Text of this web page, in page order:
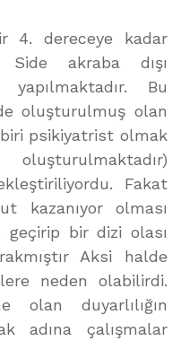
4. dereceye kadar
akraba dışı
Bu
oluşturulmuş olan
psikiyatrist olmak
Fakat
kazanıyor olması
geçirip bir dizi olası
Aksi halde
neden olabilirdi.
olan duyarlılığın
adına çalışmalar